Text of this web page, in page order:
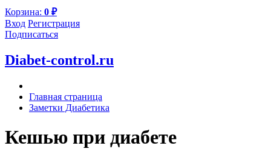
Корзина: 0 ₽
Вход Регистрация
Подписаться
Diabet-control.ru
Главная страница
Заметки Диабетика
Кешью при диабете